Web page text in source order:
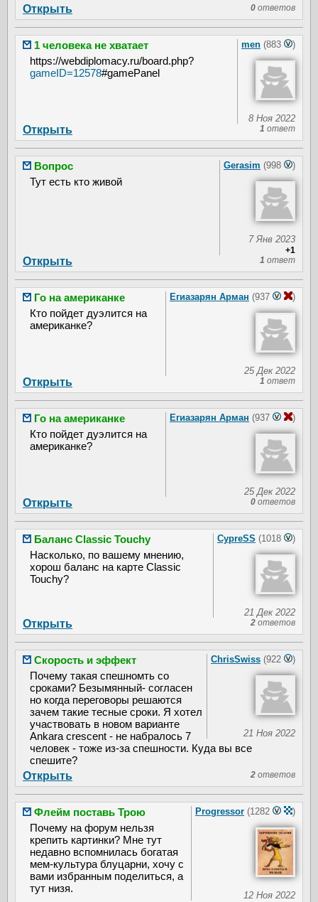
0 ответов
Открыть
men (883 )
8 Ноя 2022
1 человека не хватает
https://webdiplomacy.ru/board.php?
gameID=12578#gamePanel
1 ответ
Открыть
Gerasim (998 )
7 Янв 2023
+1
Вопрос
Тут есть кто живой
1 ответ
Открыть
Егиазарян Арман (937 )
25 Дек 2022
Го на американке
Кто пойдет дуэлится на
американке?
1 ответ
Открыть
Егиазарян Арман (937 )
25 Дек 2022
Го на американке
Кто пойдет дуэлится на
американке?
0 ответов
Открыть
CypreSS (1018 )
21 Дек 2022
Баланс Classic Touchy
Насколько, по вашему мнению,
хорош баланс на карте Classic
Touchy?
2 ответов
Открыть
ChrisSwiss (922 )
21 Ноя 2022
Скорость и эффект
Почему такая спешномть со
сроками? Безымянный- согласен
но когда переговоры решаются
зачем такие тесные сроки. Я хотел
участвовать в новом варианте
Ankara crescent - не набралось 7
человек - тоже из-за спешности. Куда вы все
спешите?
2 ответов
Открыть
Progressor (1282 )
12 Ноя 2022
Флейм поставь Трою
Почему на форум нельзя
крепить картинки? Мне тут
недавно вспомнилась богатая
мем-культура блуцарни, хочу с
вами избранным поделиться, а
тут низя.